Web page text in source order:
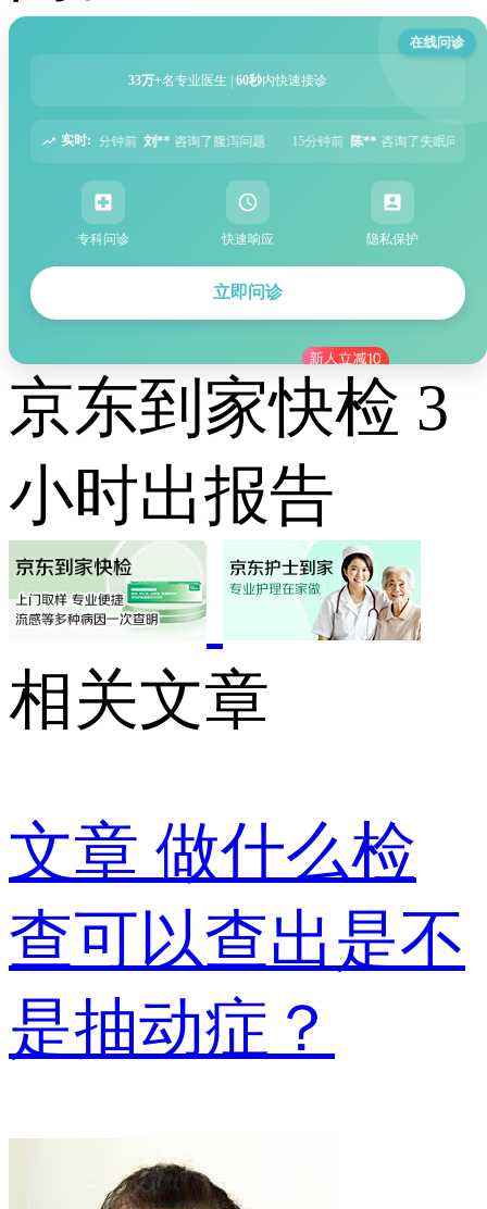
在线问诊
33万+名专业医生 | 60秒内快速接诊
实时:
了腹泻问题 15分钟前 陈** 咨询了失眠问题 19分钟前 郑** 咨询了耳鸣问
专科问诊 快速响应 隐私保护
立即问诊
京东到家快检 3
小时出报告
相关文章
文章 做什么检
查可以查出是不
是抽动症？